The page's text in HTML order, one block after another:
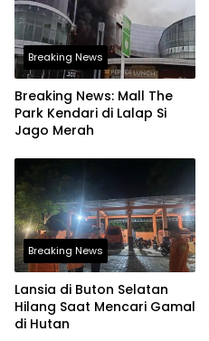
Breaking News
Breaking News: Mall The
Park Kendari di Lalap Si
Jago Merah
Breaking News
Lansia di Buton Selatan
Hilang Saat Mencari Gamal
di Hutan